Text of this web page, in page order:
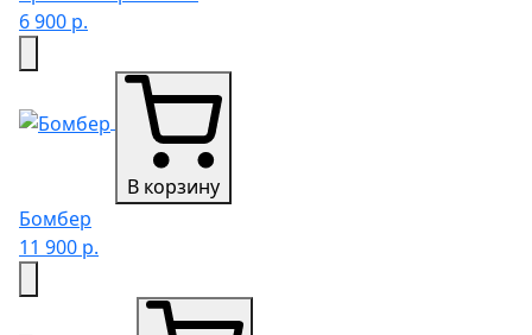
6 900 р.
В корзину
Бомбер
11 900 р.